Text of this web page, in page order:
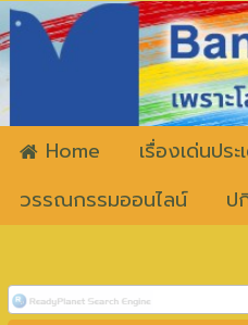
Home เรื่องเด่นปร
วรรณกรรมออนไลน์
ป